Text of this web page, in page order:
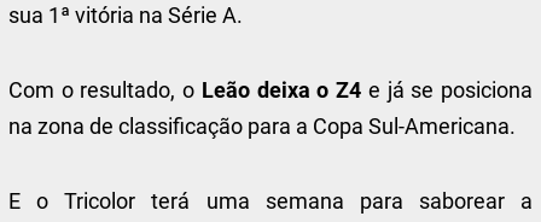
sua 1ª vitória na Série A.
Com o resultado, o Leão deixa o Z4 e já se posiciona
na zona de classificação para a Copa Sul-Americana.
E o Tricolor terá uma semana para saborear a